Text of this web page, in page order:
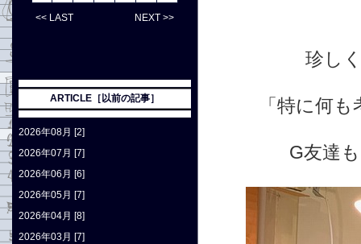
珍し
「特に何
G友達
<< LAST NEXT >>
ARTICLE［以前の記事］
2026年08月 [2]
2026年07月 [7]
2026年06月 [6]
2026年05月 [7]
2026年04月 [8]
2026年03月 [7]